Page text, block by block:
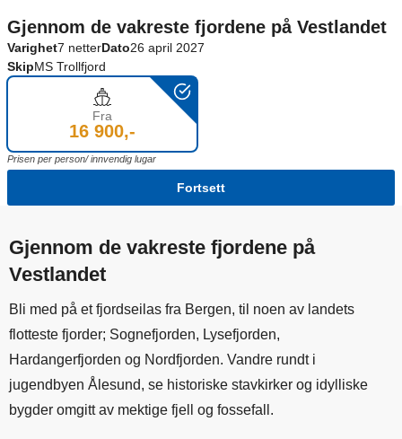
Gjennom de vakreste fjordene på Vestlandet
Varighet7 netterDato26 april 2027
SkipMS Trollfjord
Fra
16 900,-
Prisen per person/ innvendig lugar
Fortsett
Gjennom de vakreste fjordene på
Vestlandet
Bli med på et fjordseilas fra Bergen, til noen av landets
flotteste fjorder; Sognefjorden, Lysefjorden,
Hardangerfjorden og Nordfjorden. Vandre rundt i
jugendbyen Ålesund, se historiske stavkirker og idylliske
bygder omgitt av mektige fjell og fossefall.